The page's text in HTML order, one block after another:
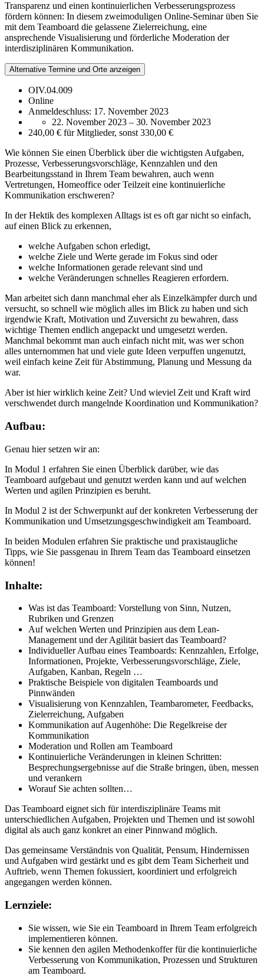
Transparenz und einen kontinuierlichen Verbesserungsprozess
fördern können: In diesem zweimoduligen Online-Seminar üben Sie
mit dem Teamboard die gelassene Zielerreichung, eine
ansprechende Visualisierung und förderliche Moderation der
interdisziplinären Kommunikation.
Alternative Termine und Orte anzeigen
OIV.04.009
Online
Anmeldeschluss: 17. November 2023
22. November 2023 – 30. November 2023
240,00 € für Mitglieder, sonst 330,00 €
Wie können Sie einen Überblick über die wichtigsten Aufgaben,
Prozesse, Verbesserungsvorschläge, Kennzahlen und den
Bearbeitungsstand in Ihrem Team bewahren, auch wenn
Vertretungen, Homeoffice oder Teilzeit eine kontinuierliche
Kommunikation erschweren?
In der Hektik des komplexen Alltags ist es oft gar nicht so einfach,
auf einen Blick zu erkennen,
welche Aufgaben schon erledigt,
welche Ziele und Werte gerade im Fokus sind oder
welche Informationen gerade relevant sind und
welche Veränderungen schnelles Reagieren erfordern.
Man arbeitet sich dann manchmal eher als Einzelkämpfer durch und
versucht, so schnell wie möglich alles im Blick zu haben und sich
irgendwie Kraft, Motivation und Zuversicht zu bewahren, dass
wichtige Themen endlich angepackt und umgesetzt werden.
Manchmal bekommt man auch einfach nicht mit, was wer schon
alles unternommen hat und viele gute Ideen verpuffen ungenutzt,
weil einfach keine Zeit für Abstimmung, Planung und Messung da
war.
Aber ist hier wirklich keine Zeit? Und wieviel Zeit und Kraft wird
verschwendet durch mangelnde Koordination und Kommunikation?
Aufbau:
Genau hier setzen wir an:
In Modul 1 erfahren Sie einen Überblick darüber, wie das
Teamboard aufgebaut und genutzt werden kann und auf welchen
Werten und agilen Prinzipien es beruht.
In Modul 2 ist der Schwerpunkt auf der konkreten Verbesserung der
Kommunikation und Umsetzungsgeschwindigkeit am Teamboard.
In beiden Modulen erfahren Sie praktische und praxistaugliche
Tipps, wie Sie passgenau in Ihrem Team das Teamboard einsetzen
können!
Inhalte:
Was ist das Teamboard: Vorstellung von Sinn, Nutzen,
Rubriken und Grenzen
Auf welchen Werten und Prinzipien aus dem Lean-
Management und der Agilität basiert das Teamboard?
Individueller Aufbau eines Teamboards: Kennzahlen, Erfolge,
Informationen, Projekte, Verbesserungsvorschläge, Ziele,
Aufgaben, Kanban, Regeln …
Praktische Beispiele von digitalen Teamboards und
Pinnwänden
Visualisierung von Kennzahlen, Teambarometer, Feedbacks,
Zielerreichung, Aufgaben
Kommunikation auf Augenhöhe: Die Regelkreise der
Kommunikation
Moderation und Rollen am Teamboard
Kontinuierliche Veränderungen in kleinen Schritten:
Besprechungsergebnisse auf die Straße bringen, üben, messen
und verankern
Worauf Sie achten sollten…
Das Teamboard eignet sich für interdisziplinäre Teams mit
unterschiedlichen Aufgaben, Projekten und Themen und ist sowohl
digital als auch ganz konkret an einer Pinnwand möglich.
Das gemeinsame Verständnis von Qualität, Pensum, Hindernissen
und Aufgaben wird gestärkt und es gibt dem Team Sicherheit und
Auftrieb, wenn Themen fokussiert, koordiniert und erfolgreich
angegangen werden können.
Lernziele:
Sie wissen, wie Sie ein Teamboard in Ihrem Team erfolgreich
implementieren können.
Sie kennen den agilen Methodenkoffer für die kontinuierliche
Verbesserung von Kommunikation, Prozessen und Strukturen
am Teamboard.